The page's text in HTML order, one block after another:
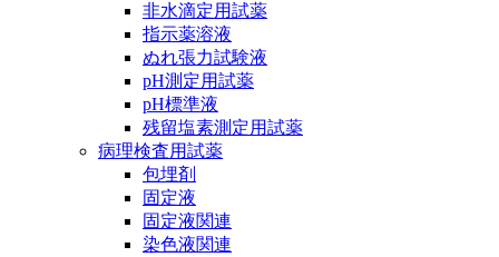
非水滴定用試薬
指示薬溶液
ぬれ張力試験液
pH測定用試薬
pH標準液
残留塩素測定用試薬
病理検査用試薬
包埋剤
固定液
固定液関連
染色液関連